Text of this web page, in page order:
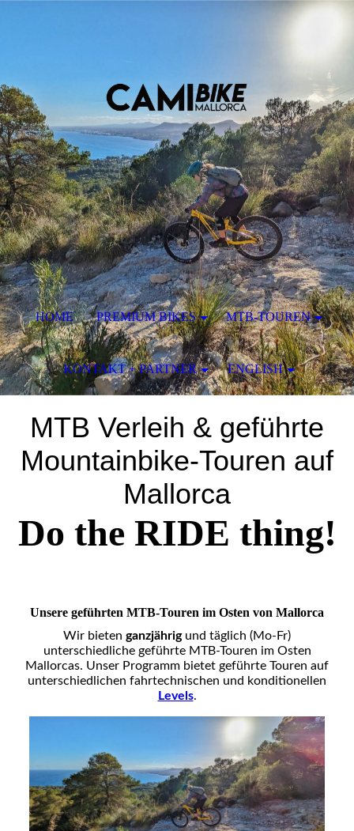
MTB Verleih & geführte
Mountainbike-Touren auf
Mallorca
Do the RIDE thing!
Unsere geführten MTB-Touren im Osten von Mallorca
Wir bieten ganzjährigund täglich (Mo-Fr)
unterschiedliche geführte MTB-Touren im Osten
Mallorcas. Unser Programm bietet geführte Touren auf
unterschiedlichen fahrtechnischen und konditionellen
Levels.
HOME PREMIUM BIKES MTB-TOUREN
KONTAKT + PARTNER ENGLISH